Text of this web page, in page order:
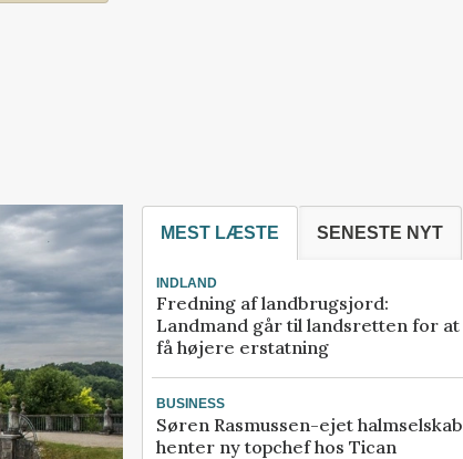
MEST LÆSTE SENESTE NYT
INDLAND
Fredning af landbrugsjord:
Landmand går til landsretten for at
få højere erstatning
BUSINESS
Søren Rasmussen-ejet halmselskab
henter ny topchef hos Tican